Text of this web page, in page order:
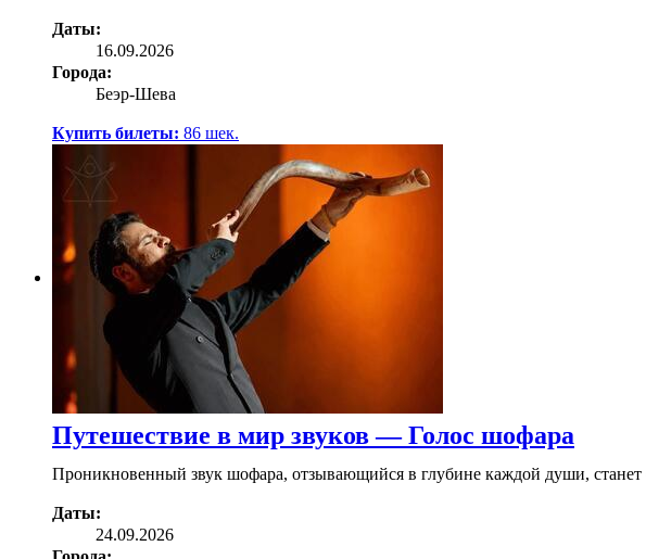
Даты:
16.09.2026
Города:
Беэр-Шева
Купить билеты: 86 шек.
Путешествие в мир звуков — Голос шофара
Проникновенный звук шофара, отзывающийся в глубине каждой души, станет
Даты:
24.09.2026